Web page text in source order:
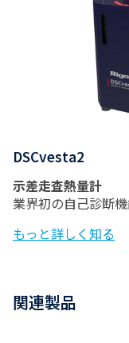
DSCvesta2
示差走査熱量計
業界初の自己診断
もっと詳しく知る
関連製品